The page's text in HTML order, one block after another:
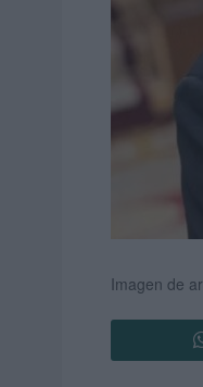
Imagen de